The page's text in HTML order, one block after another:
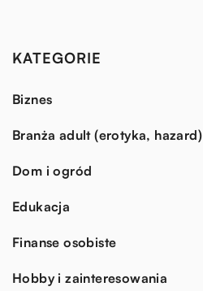
KATEGORIE
Biznes
Branża adult (erotyka, hazard)
Dom i ogród
Edukacja
Finanse osobiste
Hobby i zainteresowania